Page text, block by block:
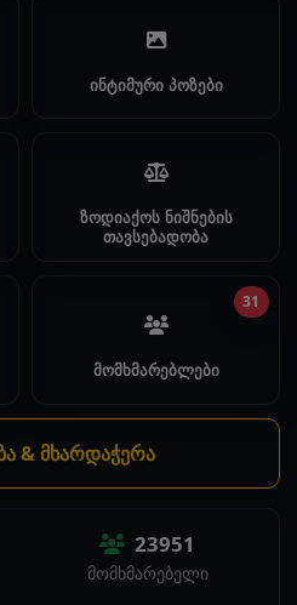
ინტიმური პოზები
ზოდიაქოს ნიშნების
თავსებადობა
მომხმარებლები
31
& მხარდაჭერა
23951
მომხმარებელი